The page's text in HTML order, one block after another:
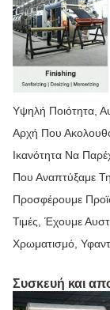
Υψηλή Ποιότητα,
Αρχή Που
Ικανότητα Να
Που Αναπτύξαμε
Προσφέρουμε
Τιμές, Έχουμε
Χρωματισμό,
Συσκευή και